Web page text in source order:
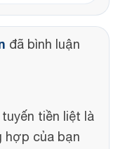
đã bình luận
tiền liệt là
hợp của bạn